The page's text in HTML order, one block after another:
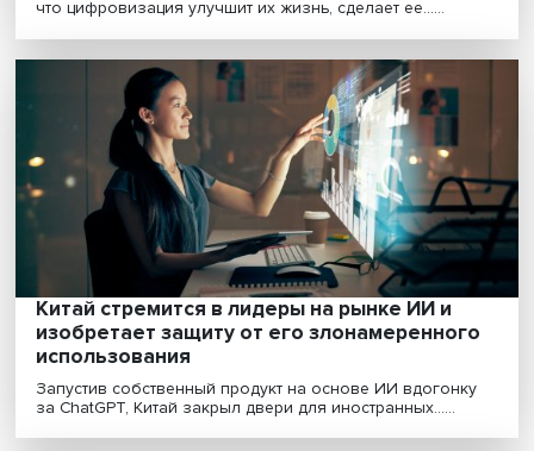
Во Вьетнаме откроют центр ИИ с
российских компаний
Первые результаты исследования будут
декабре, сообщили в аппарате заместителя пред......